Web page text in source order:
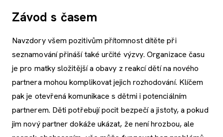
Závod s časem
Navzdory všem pozitivům přítomnost dítěte při
seznamování přináší také určité výzvy. Organizace času
je pro matky složitější a obavy z reakcí dětí na nového
partnera mohou komplikovat jejich rozhodování. Klíčem
pak je otevřená komunikace s dětmi i potenciálním
partnerem. Děti potřebují pocit bezpečí a jistoty, a pokud
jim nový partner dokáže ukázat, že není hrozbou, ale